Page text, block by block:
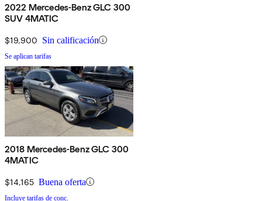
2022 Mercedes-Benz GLC 300
SUV 4MATIC
$19,900 Sin calificación
Se aplican tarifas
2018 Mercedes-Benz GLC 300
4MATIC
$14,165 Buena oferta
Incluye tarifas de conc.